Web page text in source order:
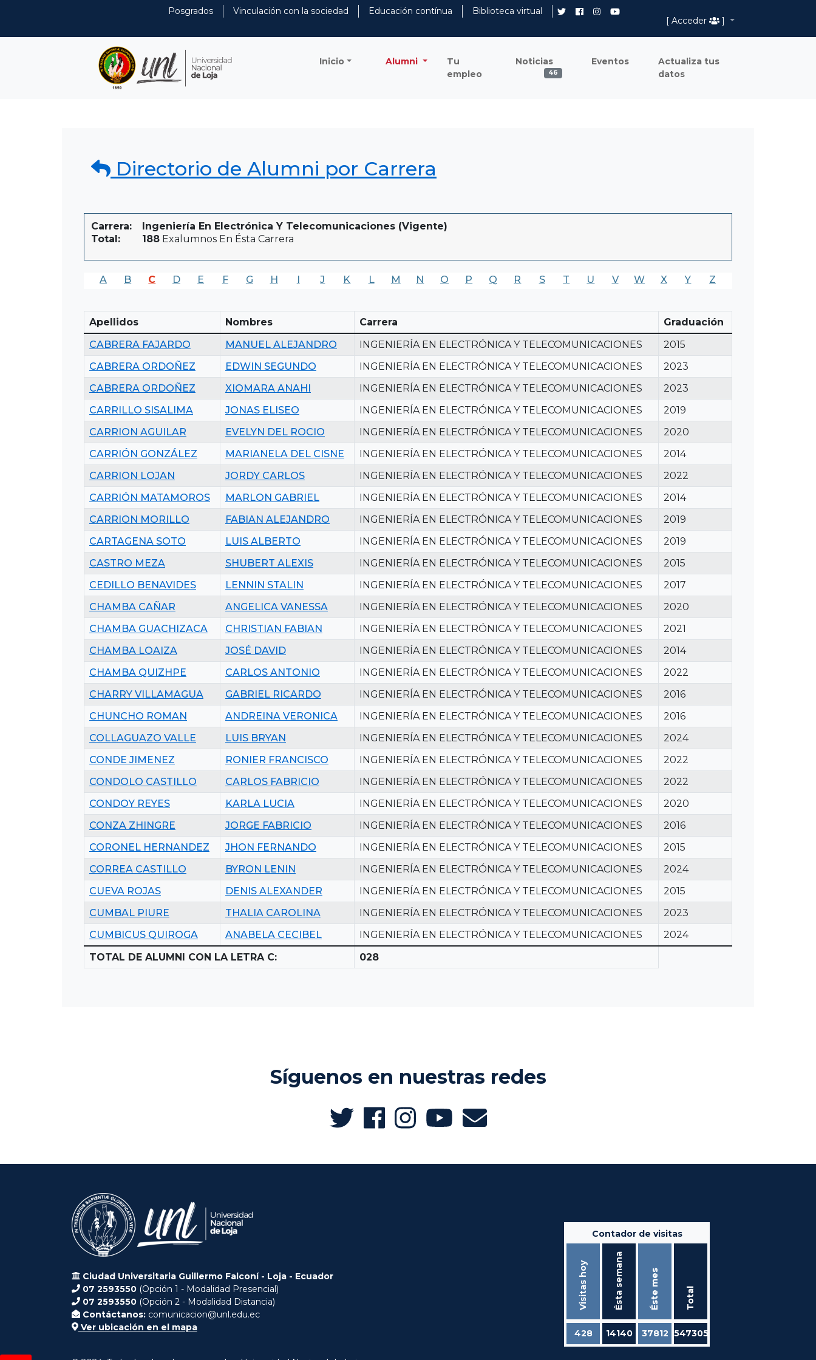
Posgrados Vinculación con la sociedad Educación contínua
Biblioteca virtual
[ Acceder
]
Inicio Alumni
Tu
empleo
Noticias
46
Eventos
Actualiza tus
datos
Directorio de Alumni por Carrera
Carrera:
Ingeniería En Electrónica Y Telecomunicaciones (Vigente)
Total:
188 Exalumnos En Ésta Carrera
A B C D E F G H I J K L M N O P Q R S T U V W X Y Z
Apellidos Nombres Carrera
Graduación
CABRERA FAJARDO
MANUEL ALEJANDRO INGENIERÍA EN ELECTRÓNICA Y TELECOMUNICACIONES
2015
CABRERA ORDOÑEZ
EDWIN SEGUNDO INGENIERÍA EN ELECTRÓNICA Y TELECOMUNICACIONES
2023
CABRERA ORDOÑEZ
XIOMARA ANAHI INGENIERÍA EN ELECTRÓNICA Y TELECOMUNICACIONES
2023
CARRILLO SISALIMA
JONAS ELISEO INGENIERÍA EN ELECTRÓNICA Y TELECOMUNICACIONES
2019
CARRION AGUILAR
EVELYN DEL ROCIO INGENIERÍA EN ELECTRÓNICA Y TELECOMUNICACIONES
2020
CARRIÓN GONZÁLEZ
MARIANELA DEL CISNE INGENIERÍA EN ELECTRÓNICA Y TELECOMUNICACIONES
2014
CARRION LOJAN
JORDY CARLOS INGENIERÍA EN ELECTRÓNICA Y TELECOMUNICACIONES
2022
CARRIÓN MATAMOROS
MARLON GABRIEL INGENIERÍA EN ELECTRÓNICA Y TELECOMUNICACIONES
2014
CARRION MORILLO
FABIAN ALEJANDRO INGENIERÍA EN ELECTRÓNICA Y TELECOMUNICACIONES
2019
CARTAGENA SOTO
LUIS ALBERTO INGENIERÍA EN ELECTRÓNICA Y TELECOMUNICACIONES
2019
CASTRO MEZA
SHUBERT ALEXIS INGENIERÍA EN ELECTRÓNICA Y TELECOMUNICACIONES
2015
CEDILLO BENAVIDES
LENNIN STALIN INGENIERÍA EN ELECTRÓNICA Y TELECOMUNICACIONES
2017
CHAMBA CAÑAR
ANGELICA VANESSA INGENIERÍA EN ELECTRÓNICA Y TELECOMUNICACIONES
2020
CHAMBA GUACHIZACA
CHRISTIAN FABIAN INGENIERÍA EN ELECTRÓNICA Y TELECOMUNICACIONES
2021
CHAMBA LOAIZA
JOSÉ DAVID INGENIERÍA EN ELECTRÓNICA Y TELECOMUNICACIONES
2014
CHAMBA QUIZHPE
CARLOS ANTONIO INGENIERÍA EN ELECTRÓNICA Y TELECOMUNICACIONES
2022
CHARRY VILLAMAGUA
GABRIEL RICARDO INGENIERÍA EN ELECTRÓNICA Y TELECOMUNICACIONES
2016
CHUNCHO ROMAN
ANDREINA VERONICA INGENIERÍA EN ELECTRÓNICA Y TELECOMUNICACIONES
2016
COLLAGUAZO VALLE
LUIS BRYAN INGENIERÍA EN ELECTRÓNICA Y TELECOMUNICACIONES
2024
CONDE JIMENEZ
RONIER FRANCISCO INGENIERÍA EN ELECTRÓNICA Y TELECOMUNICACIONES
2022
CONDOLO CASTILLO
CARLOS FABRICIO INGENIERÍA EN ELECTRÓNICA Y TELECOMUNICACIONES
2022
CONDOY REYES
KARLA LUCIA INGENIERÍA EN ELECTRÓNICA Y TELECOMUNICACIONES
2020
CONZA ZHINGRE
JORGE FABRICIO INGENIERÍA EN ELECTRÓNICA Y TELECOMUNICACIONES
2016
CORONEL HERNANDEZ
JHON FERNANDO INGENIERÍA EN ELECTRÓNICA Y TELECOMUNICACIONES
2015
CORREA CASTILLO
BYRON LENIN INGENIERÍA EN ELECTRÓNICA Y TELECOMUNICACIONES
2024
CUEVA ROJAS
DENIS ALEXANDER INGENIERÍA EN ELECTRÓNICA Y TELECOMUNICACIONES
2015
CUMBAL PIURE
THALIA CAROLINA INGENIERÍA EN ELECTRÓNICA Y TELECOMUNICACIONES
2023
CUMBICUS QUIROGA
ANABELA CECIBEL INGENIERÍA EN ELECTRÓNICA Y TELECOMUNICACIONES
2024
TOTAL DE ALUMNI CON LA LETRA C:
028
Síguenos en nuestras redes
Ciudad Universitaria Guillermo Falconí - Loja - Ecuador
07 2593550 (Opción 1 - Modalidad Presencial)
07 2593550 (Opción 2 - Modalidad Distancia)
Contáctanos: comunicacion@unl.edu.ec
Ver ubicación en el mapa
Contador de visitas
Visitas hoy Ésta semana Éste mes Total
428 14140 37812 547305